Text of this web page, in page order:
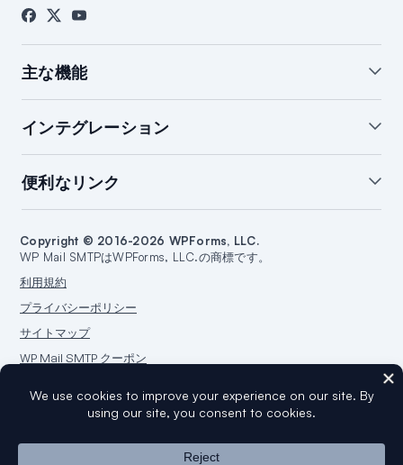
アフィリエイト
主な機能
WordPressメールログ
バックアップ接続
メール障害アラート
WordPressメールレポート
開封＆クリック追跡
インテグレーション
Brevoインテグレーション
SMTP.comインテグレーション
Amazon SESインテグレーション
Google/Gmailインテグレーション
Mailgunインテグレーション
Microsoft 365インテグレーション
Outlook.comインテグレーション
Postmarkインテグレーション
Sendgrid連携
SparkPost連携
便利なリンク
ドキュメント
WordPressホスティング
ウェブサイトを作成する
WordPressガイド
Copyright © 2016-2026 WPForms, LLC.
WP Mail SMTPはWPForms, LLC.の商標です。
利用規約
プライバシーポリシー
サイトマップ
WP Mail SMTP クーポン
イトでのWordPress®の名前の使用は、識別目的のみであり、WordPress